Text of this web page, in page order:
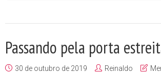
Passando pela porta
30 de outubro de 2019 Reinaldo